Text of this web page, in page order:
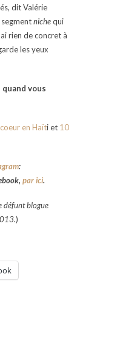
dit Valérie
nichequi
rien de concret à
les yeux
vous
en Haïti et 10
:
par ici.
défunt blogue
)